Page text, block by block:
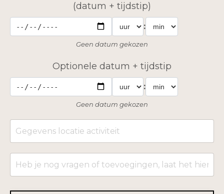
(datum + tijdstip)
:
Geen datum gekozen
Optionele datum + tijdstip
:
Geen datum gekozen